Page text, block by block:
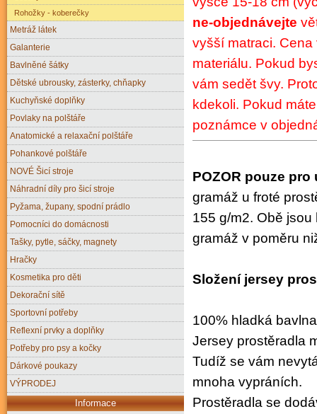
ne-objednávejte
vyšší matraci.
materiálu. Pokud
vám sedět švy.
kdekoli. Pokud
poznámce v
POZOR pouze pro
gramáž u froté
155 g/m2. Obě
gramáž v poměru
Složení jersey
100% hladká bavlna
Jersey prostěradla
Tudíž se vám
mnoha vypráních.
Prostěradla se
Rohožky - koberečky
Metráž látek
Galanterie
Bavlněné šátky
Dětské ubrousky, zásterky, chňapky
Kuchyňské doplňky
Povlaky na polštáře
Anatomické a relaxační polštáře
Pohankové polštáře
NOVÉ Šicí stroje
Náhradní díly pro šicí stroje
Pyžama, župany, spodní prádlo
Pomocníci do domácnosti
Tašky, pytle, sáčky, magnety
Hračky
Kosmetika pro děti
Dekorační sítě
Sportovní potřeby
Reflexní prvky a doplňky
Potřeby pro psy a kočky
Dárkové poukazy
VÝPRODEJ
Informace